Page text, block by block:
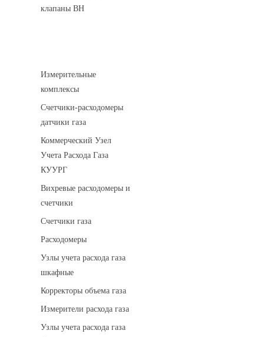
клапаны ВН
Измерительные
комплексы
Счетчики-расходомеры
датчики газа
Коммерческий Узел
Учета Расхода Газа
КУУРГ
Вихревые расходомеры и
счетчики
Счетчики газа
Расходомеры
Узлы учета расхода газа
шкафные
Корректоры объема газа
Измерители расхода газа
Узлы учета расхода газа